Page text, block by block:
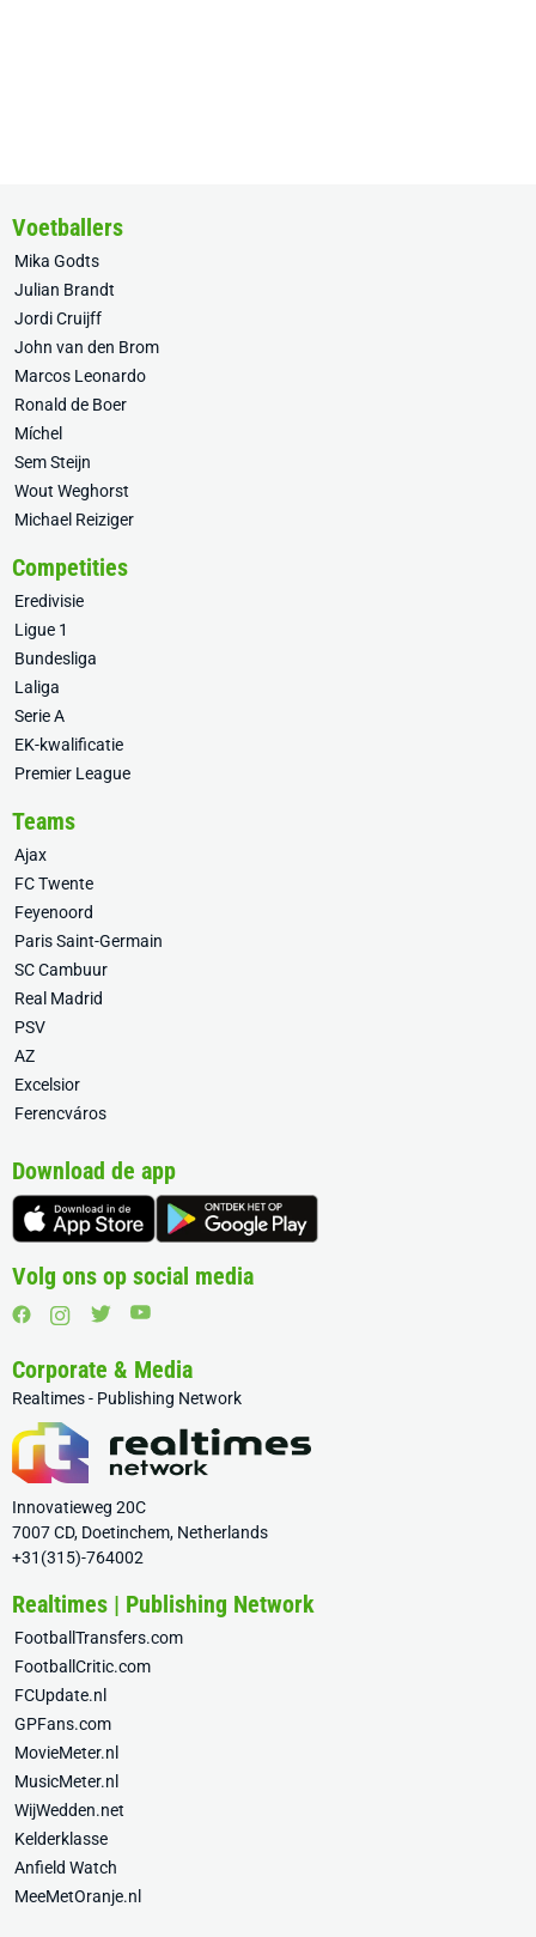
Voetballers
Mika Godts
Julian Brandt
Jordi Cruijff
John van den Brom
Marcos Leonardo
Ronald de Boer
Míchel
Sem Steijn
Wout Weghorst
Michael Reiziger
Competities
Eredivisie
Ligue 1
Bundesliga
Laliga
Serie A
EK-kwalificatie
Premier League
Teams
Ajax
FC Twente
Feyenoord
Paris Saint-Germain
SC Cambuur
Real Madrid
PSV
AZ
Excelsior
Ferencváros
Download de app
Volg ons op social media
Corporate & Media
Realtimes - Publishing Network
Innovatieweg 20C
7007 CD, Doetinchem, Netherlands
+31(315)-764002
Realtimes | Publishing Network
FootballTransfers.com
FootballCritic.com
FCUpdate.nl
GPFans.com
MovieMeter.nl
MusicMeter.nl
WijWedden.net
Kelderklasse
Anfield Watch
MeeMetOranje.nl